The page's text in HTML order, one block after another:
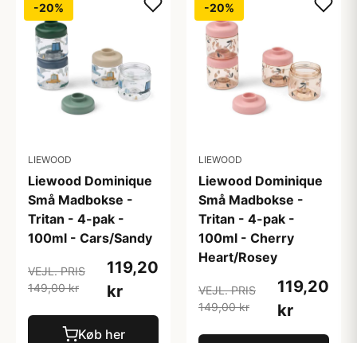
-20%
LIEWOOD
Liewood Dominique
Små Madbokse -
Tritan - 4-pak -
100ml - Cars/Sandy
VEJL. PRIS
149,00 kr
119,20
kr
Køb her
-20%
LIEWOOD
Liewood Dominique
Små Madbokse -
Tritan - 4-pak -
100ml - Cherry
Heart/Rosey
VEJL. PRIS
149,00 kr
119,20
kr